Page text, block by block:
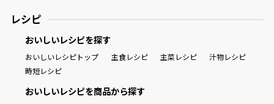
レシピ
おいしいレシピを探す
おいしいレシピトップ 主食レシピ 主菜レシピ
汁物レシピ
時短レシピ
おいしいレシピを商品から探す